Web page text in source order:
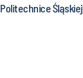
Politechnice Śląskiej